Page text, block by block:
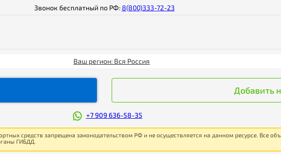
Звонок бесплатный по РФ: 8(800)333-72-23
Ваш регион: Вся Россия
Добавить
+7 909 636-58-35
средств запрещена законодательством РФ и не осуществляется на данном ресурсе. Все
ГИБДД.